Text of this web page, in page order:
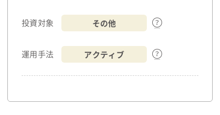
投資対象 その他
運用手法 アクティブ